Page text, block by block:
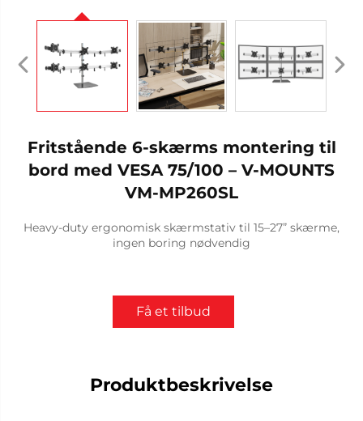
Fritstående 6-skærms montering til
bord med VESA 75/100 – V-MOUNTS
VM-MP260SL
Heavy-duty ergonomisk skærmstativ til 15–27” skærme,
ingen boring nødvendig
Få et tilbud
Produktbeskrivelse